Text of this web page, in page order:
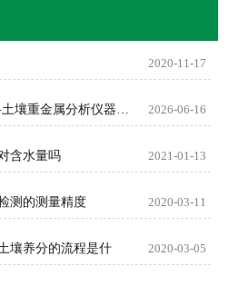
2020-11-17
2026-06-16
含水量吗 2021-01-13
测的测量精度 2020-03-11
壤养分的流程是什 2020-03-05